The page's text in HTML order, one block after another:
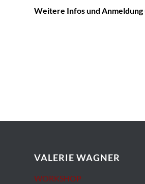
Weitere Infos und
VALERIE WAGNER
WORKSHOP